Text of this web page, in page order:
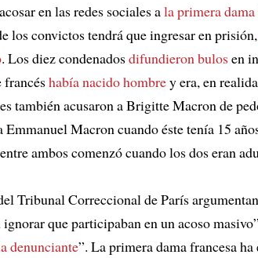
en las redes sociales ala primera
los convictos tendrá que ingresar en prisión,
. Los diez condenadosdifundieron bulosen
francéshabía nacido hombrey era, en
también acusaron a Brigitte Macron de
Emmanuel Macron cuando éste tenía 15
ambos comenzó cuando los dos eran
Tribunal Correccional de París
que participaban en un acoso
denunciante”. La primera dama francesa